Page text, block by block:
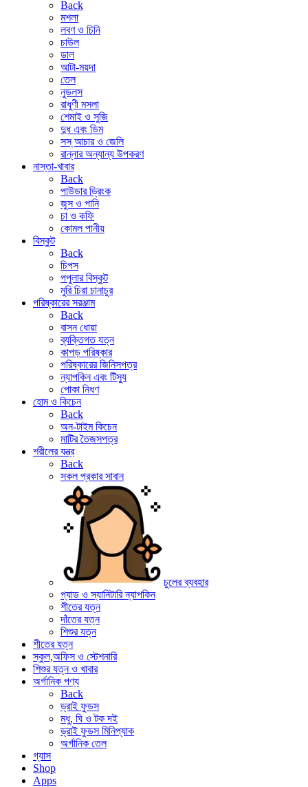
Back
মশলা
লবণ ও চিনি
চাউল
ডাল
আটা-ময়দা
তেল
নুডলস
রাধুণী মসলা
শেমাই ও সুজি
দুধ এবং ডিম
সস্ আচার ও জেলি
রান্নার অন্যান্য উপকরণ
নাস্তা-খাবার
Back
পাউডার ড্রিংক
জুস ও পানি
চা ও কফি
কোমল পানীয়
বিস্কুট
Back
চিপস
পপুলার বিস্কুট
মুরি চিরা চানাচুর
পরিষ্কারের সরঞ্জাম
Back
বাসন ধোয়া
ব্যক্তিগত যত্ন
কাপড় পরিষ্কার
পরিষ্কারের জিনিসপত্র
ন্যাপকিন এবং টিস্যু
পোকা নিধণ
হোম ও কিচেন
Back
অন-টাইম কিচেন
মাটির তৈজসপত্র
শরীলের যন্ত্র
Back
সকল প্রকার সাবান
চুলের ব্যবহার
প্যাড ও স্যানিটারি ন্যাপকিন
শীতের যত্ন
দাঁতের যত্ন
শিশুর যত্ন
শীতের যত্ন
স্কুল,অফিস ও স্টেশনারি
শিশুর যত্ন ও খাবার
অর্গানিক পণ্য
Back
ড্রাই ফুডস
মধু, ঘি ও টক দই
ড্রাই ফুডস মিনিপ্যাক
অর্গানিক তেল
গ্যাস
Shop
Apps